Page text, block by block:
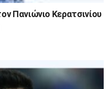
Πανιώνιο Κερατσινίου